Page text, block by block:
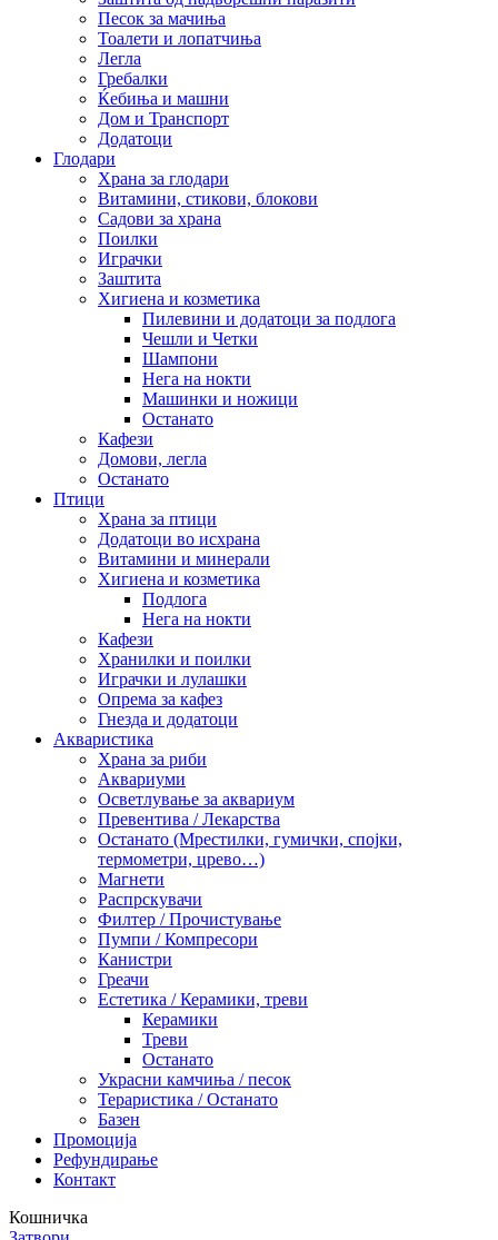
Песок за мачиња
Тоалети и лопатчиња
Легла
Гребалки
Ќебиња и машни
Дом и Транспорт
Додатоци
Глодари
Храна за глодари
Витамини, стикови, блокови
Садови за храна
Поилки
Играчки
Заштита
Хигиена и козметика
Пилевини и додатоци за подлога
Чешли и Четки
Шампони
Нега на нокти
Машинки и ножици
Останато
Кафези
Домови, легла
Останато
Птици
Храна за птици
Додатоци во исхрана
Витамини и минерали
Хигиена и козметика
Подлога
Нега на нокти
Кафези
Хранилки и поилки
Играчки и лулашки
Опрема за кафез
Гнезда и додатоци
Акваристика
Храна за риби
Аквариуми
Осветлување за аквариум
Превентива / Лекарства
Останато (Мрестилки, гумички, спојки,
термометри, црево…)
Магнети
Распрскувачи
Филтер / Прочистување
Пумпи / Компресори
Канистри
Греачи
Естетика / Керамики, треви
Керамики
Треви
Останато
Украсни камчиња / песок
Тераристика / Останато
Базен
Промоција
Рефундирање
Контакт
Кошничка